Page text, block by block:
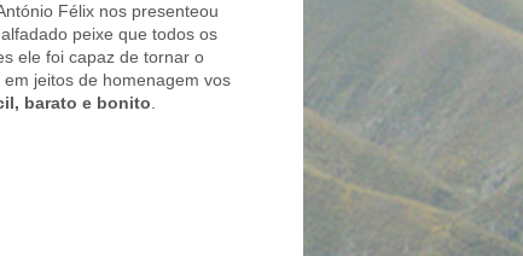
Félix nos presenteou
peixe que todos os
ele foi capaz de tornar o
jeitos de homenagem vos
barato e bonito